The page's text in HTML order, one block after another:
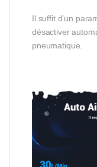
Il suffit d’un
désactiver
pneumatique.